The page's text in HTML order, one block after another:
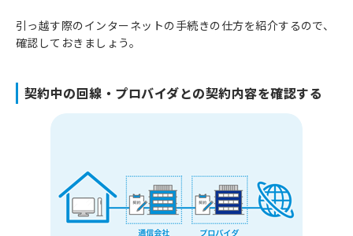
引っ越す際のインターネットの手続きの仕方を紹介するので、
確認しておきましょう。
契約中の回線・プロバイダとの契約内容を確認する